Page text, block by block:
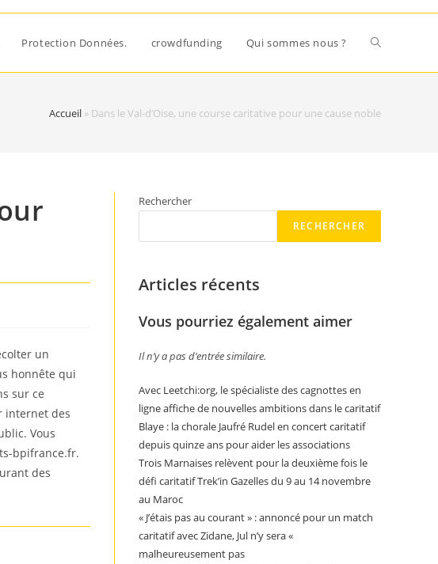
Protection Données. crowdfunding Qui sommes nous ?
Accueil » Dans le Val-d’Oise, une course caritative pour une cause noble
un
honnête qui
sur ce
internet des
Vous
bpifrance.fr.
des
Rechercher
RECHERCHER
Articles récents
Vous pourriez également aimer
Il n’y a pas d’entrée similaire.
Avec Leetchi:org, le spécialiste des cagnottes en
ligne affiche de nouvelles ambitions dans le caritatif
Blaye : la chorale Jaufré Rudel en concert caritatif
depuis quinze ans pour aider les associations
Trois Marnaises relèvent pour la deuxième fois le
défi caritatif Trek’in Gazelles du 9 au 14 novembre
au Maroc
« J’étais pas au courant » : annoncé pour un match
caritatif avec Zidane, Jul n’y sera «
malheureusement pas